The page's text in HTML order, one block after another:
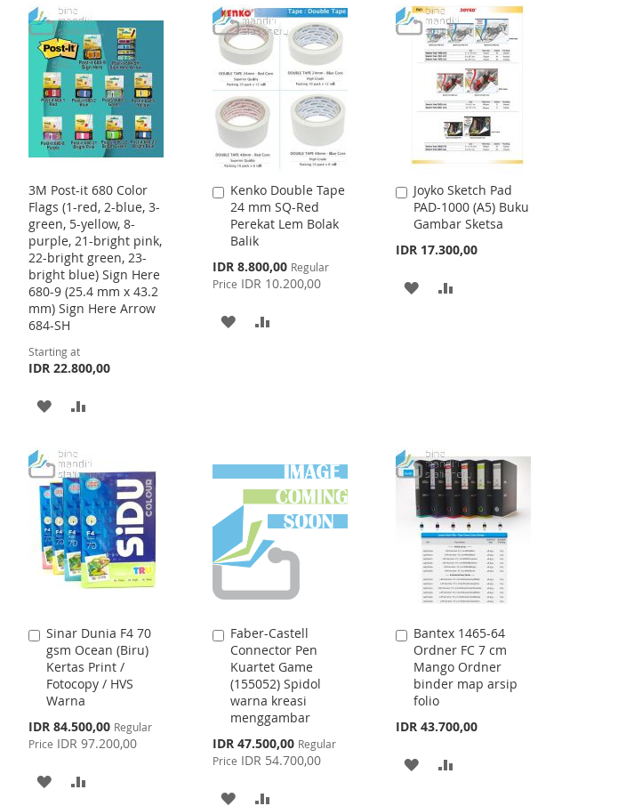
3M Post-it 680 Color
Flags (1-red, 2-blue, 3-
green, 5-yellow, 8-
purple, 21-bright pink,
22-bright green, 23-
bright blue) Sign Here
680-9 (25.4 mm x 43.2
mm) Sign Here Arrow
684-SH
Starting at
IDR 22.800,00
ADD
WISH
LIST
COMPARE
Kenko Double Tape
24 mm SQ-Red
Perekat Lem Bolak
Balik
Special
Price
IDR 8.800,00 Regular
Price IDR 10.200,00
Add
to
Cart
ADD
Joyko Sketch Pad
PAD-1000 (A5) Buku
Gambar Sketsa
IDR 17.300,00
Add
to
Cart
ADD
Sinar Dunia F4 70
gsm Ocean (Biru)
Kertas Print /
Fotocopy / HVS
Warna
Special
Price
IDR 84.500,00 Regular
Price IDR 97.200,00
Add
to
Cart
ADD
Faber-Castell
Connector Pen
Kuartet Game
(155052) Spidol
warna kreasi
menggambar
Special
Price
IDR 47.500,00 Regular
Price IDR 54.700,00
Add
to
Cart
ADD
Bantex 1465-64
Ordner FC 7 cm
Mango Ordner
binder map arsip
folio
IDR 43.700,00
Add
to
Cart
ADD